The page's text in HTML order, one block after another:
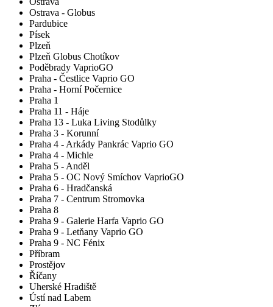
Ostrava - Globus
Pardubice
Písek
Plzeň
Plzeň Globus Chotíkov
Poděbrady VaprioGO
Praha - Čestlice Vaprio GO
Praha - Horní Počernice
Praha 1
Praha 11 - Háje
Praha 13 - Luka Living Stodůlky
Praha 3 - Korunní
Praha 4 - Arkády Pankrác Vaprio GO
Praha 4 - Michle
Praha 5 - Anděl
Praha 5 - OC Nový Smíchov VaprioGO
Praha 6 - Hradčanská
Praha 7 - Centrum Stromovka
Praha 8
Praha 9 - Galerie Harfa Vaprio GO
Praha 9 - Letňany Vaprio GO
Praha 9 - NC Fénix
Příbram
Prostějov
Říčany
Uherské Hradiště
Ústí nad Labem